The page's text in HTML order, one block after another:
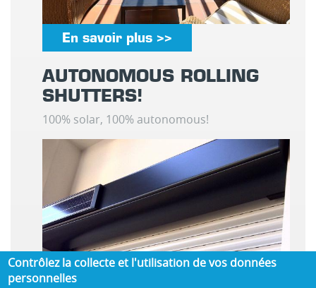
En savoir plus >>
AUTONOMOUS ROLLING
SHUTTERS!
100% solar, 100% autonomous!
Contrôlez la collecte et l'utilisation de vos données
personnelles